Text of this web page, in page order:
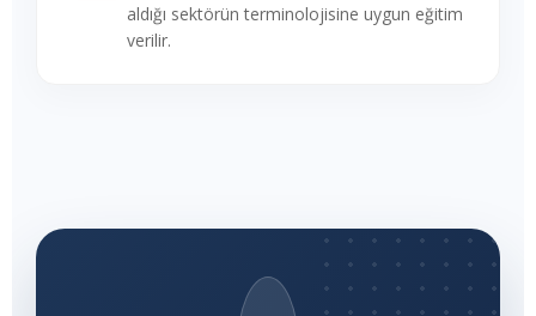
aldığı sektörün terminolojisine uygun eğitim
verilir.